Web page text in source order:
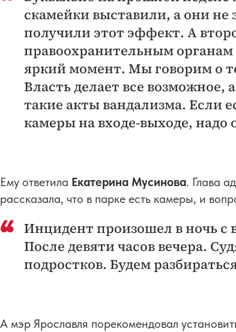
скамейки выставили, а они
получили этот эффект. А
правоохранительным органам
яркий момент. Мы говорим о
Власть делает все возможное,
такие акты вандализма. Если
камеры на входе-выходе, надо
Ему ответила Екатерина Мусинова. Глава
рассказала, что в парке есть камеры, и
Инцидент произошел в ночь с
После девяти часов вечера.
подростков. Будем
А мэр Ярославля порекомендовал